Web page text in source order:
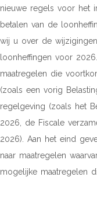
nieuwe regels voor het
betalen van de
wij u over de
loonheffingen voor
maatregelen die
(zoals een vorig
regelgeving (zoals het
2026, de Fiscale
2026). Aan het eind
naar maatregelen
mogelijke maatregelen